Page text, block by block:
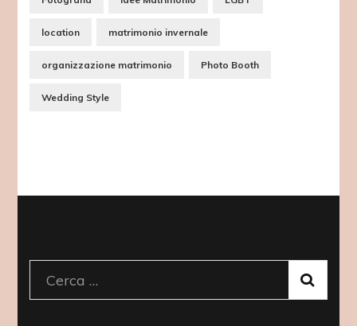
location matrimonio invernale
organizzazione matrimonio Photo Booth
Wedding Style
Ricerca
per: